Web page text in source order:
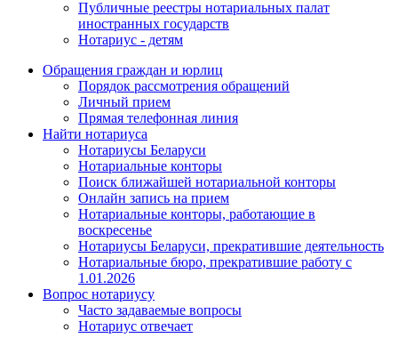
Публичные реестры нотариальных палат
иностранных государств
Нотариус - детям
Обращения граждан и юрлиц
Порядок рассмотрения обращений
Личный прием
Прямая телефонная линия
Найти нотариуса
Нотариусы Беларуси
Нотариальные конторы
Поиск ближайшей нотариальной конторы
Онлайн запись на прием
Нотариальные конторы, работающие в
воскресенье
Нотариусы Беларуси, прекратившие деятельность
Нотариальные бюро, прекратившие работу с
1.01.2026
Вопрос нотариусу
Часто задаваемые вопросы
Нотариус отвечает